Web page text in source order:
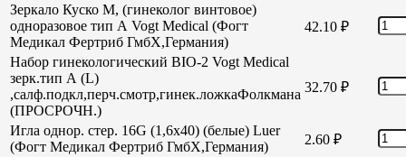
Зеркало Куско М, (гинеколог винтовое)
одноразовое тип А Vogt Medical (Фогт
Медикал Фертриб ГмбХ,Германия)
42.10 ₽
Набор гинекологический BIO-2 Vogt Medical
зерк.тип А (L)
,салф.подкл,перч.смотр,гинек.ложкаФолкмана
(ПРОСРОЧН.)
32.70 ₽
Игла однор. стер. 16G (1,6х40) (белые) Luer
(Фогт Медикал Фертриб ГмбХ,Германия)
2.60 ₽